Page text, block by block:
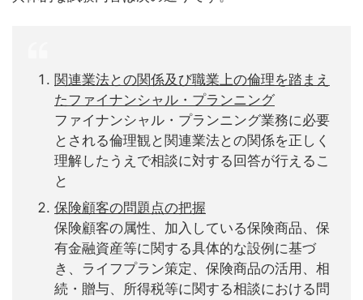
関連業法との関係及び職業上の倫理を踏まえ
たファイナンシャル・プランニング
ファイナンシャル・プランニング業務に必要
とされる倫理観と関連業法との関係を正しく
理解したうえで相談に対する回答が行えるこ
と
保険顧客の問題点の把握
保険顧客の属性、加入している保険商品、保
有金融資産等に関する具体的な設例に基づ
き、ライフプラン策定、保険商品の活用、相
続・贈与、所得税等に関する相談における問